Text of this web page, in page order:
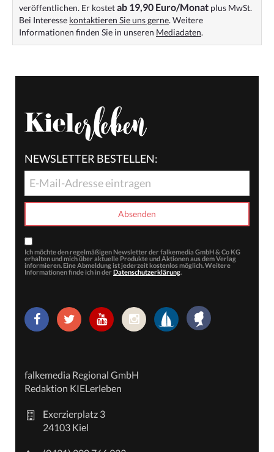
veröffentlichen. Er kostetab 19,90 Euro/Monat plus MwSt.
Bei Interesse kontaktieren Sie uns gerne. Weitere
Informationen finden Sie in unseren Mediadaten.
NEWSLETTER BESTELLEN:
Ich möchte den regelmäßigen Newsletter der falkemedia GmbH & Co KG
erhalten und mich über aktuelle Produkte und Aktionen aus dem Verlag
informieren. Eine Abmeldung ist jederzeit kostenlos möglich. Weitere
Informationen finde ich in der Datenschutzerklärung.
falkemedia Regional GmbH
Redaktion KIELerleben
Exerzierplatz 3
24103 Kiel